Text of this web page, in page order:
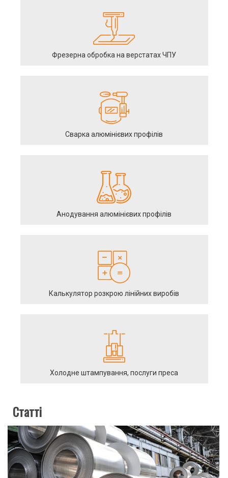
Фрезерна обробка на верстатах ЧПУ
Сварка алюмінієвих профілів
Анодування алюмінієвих профілів
Калькулятор розкрою лінійних виробів
Холодне штампування, послуги преса
Статті